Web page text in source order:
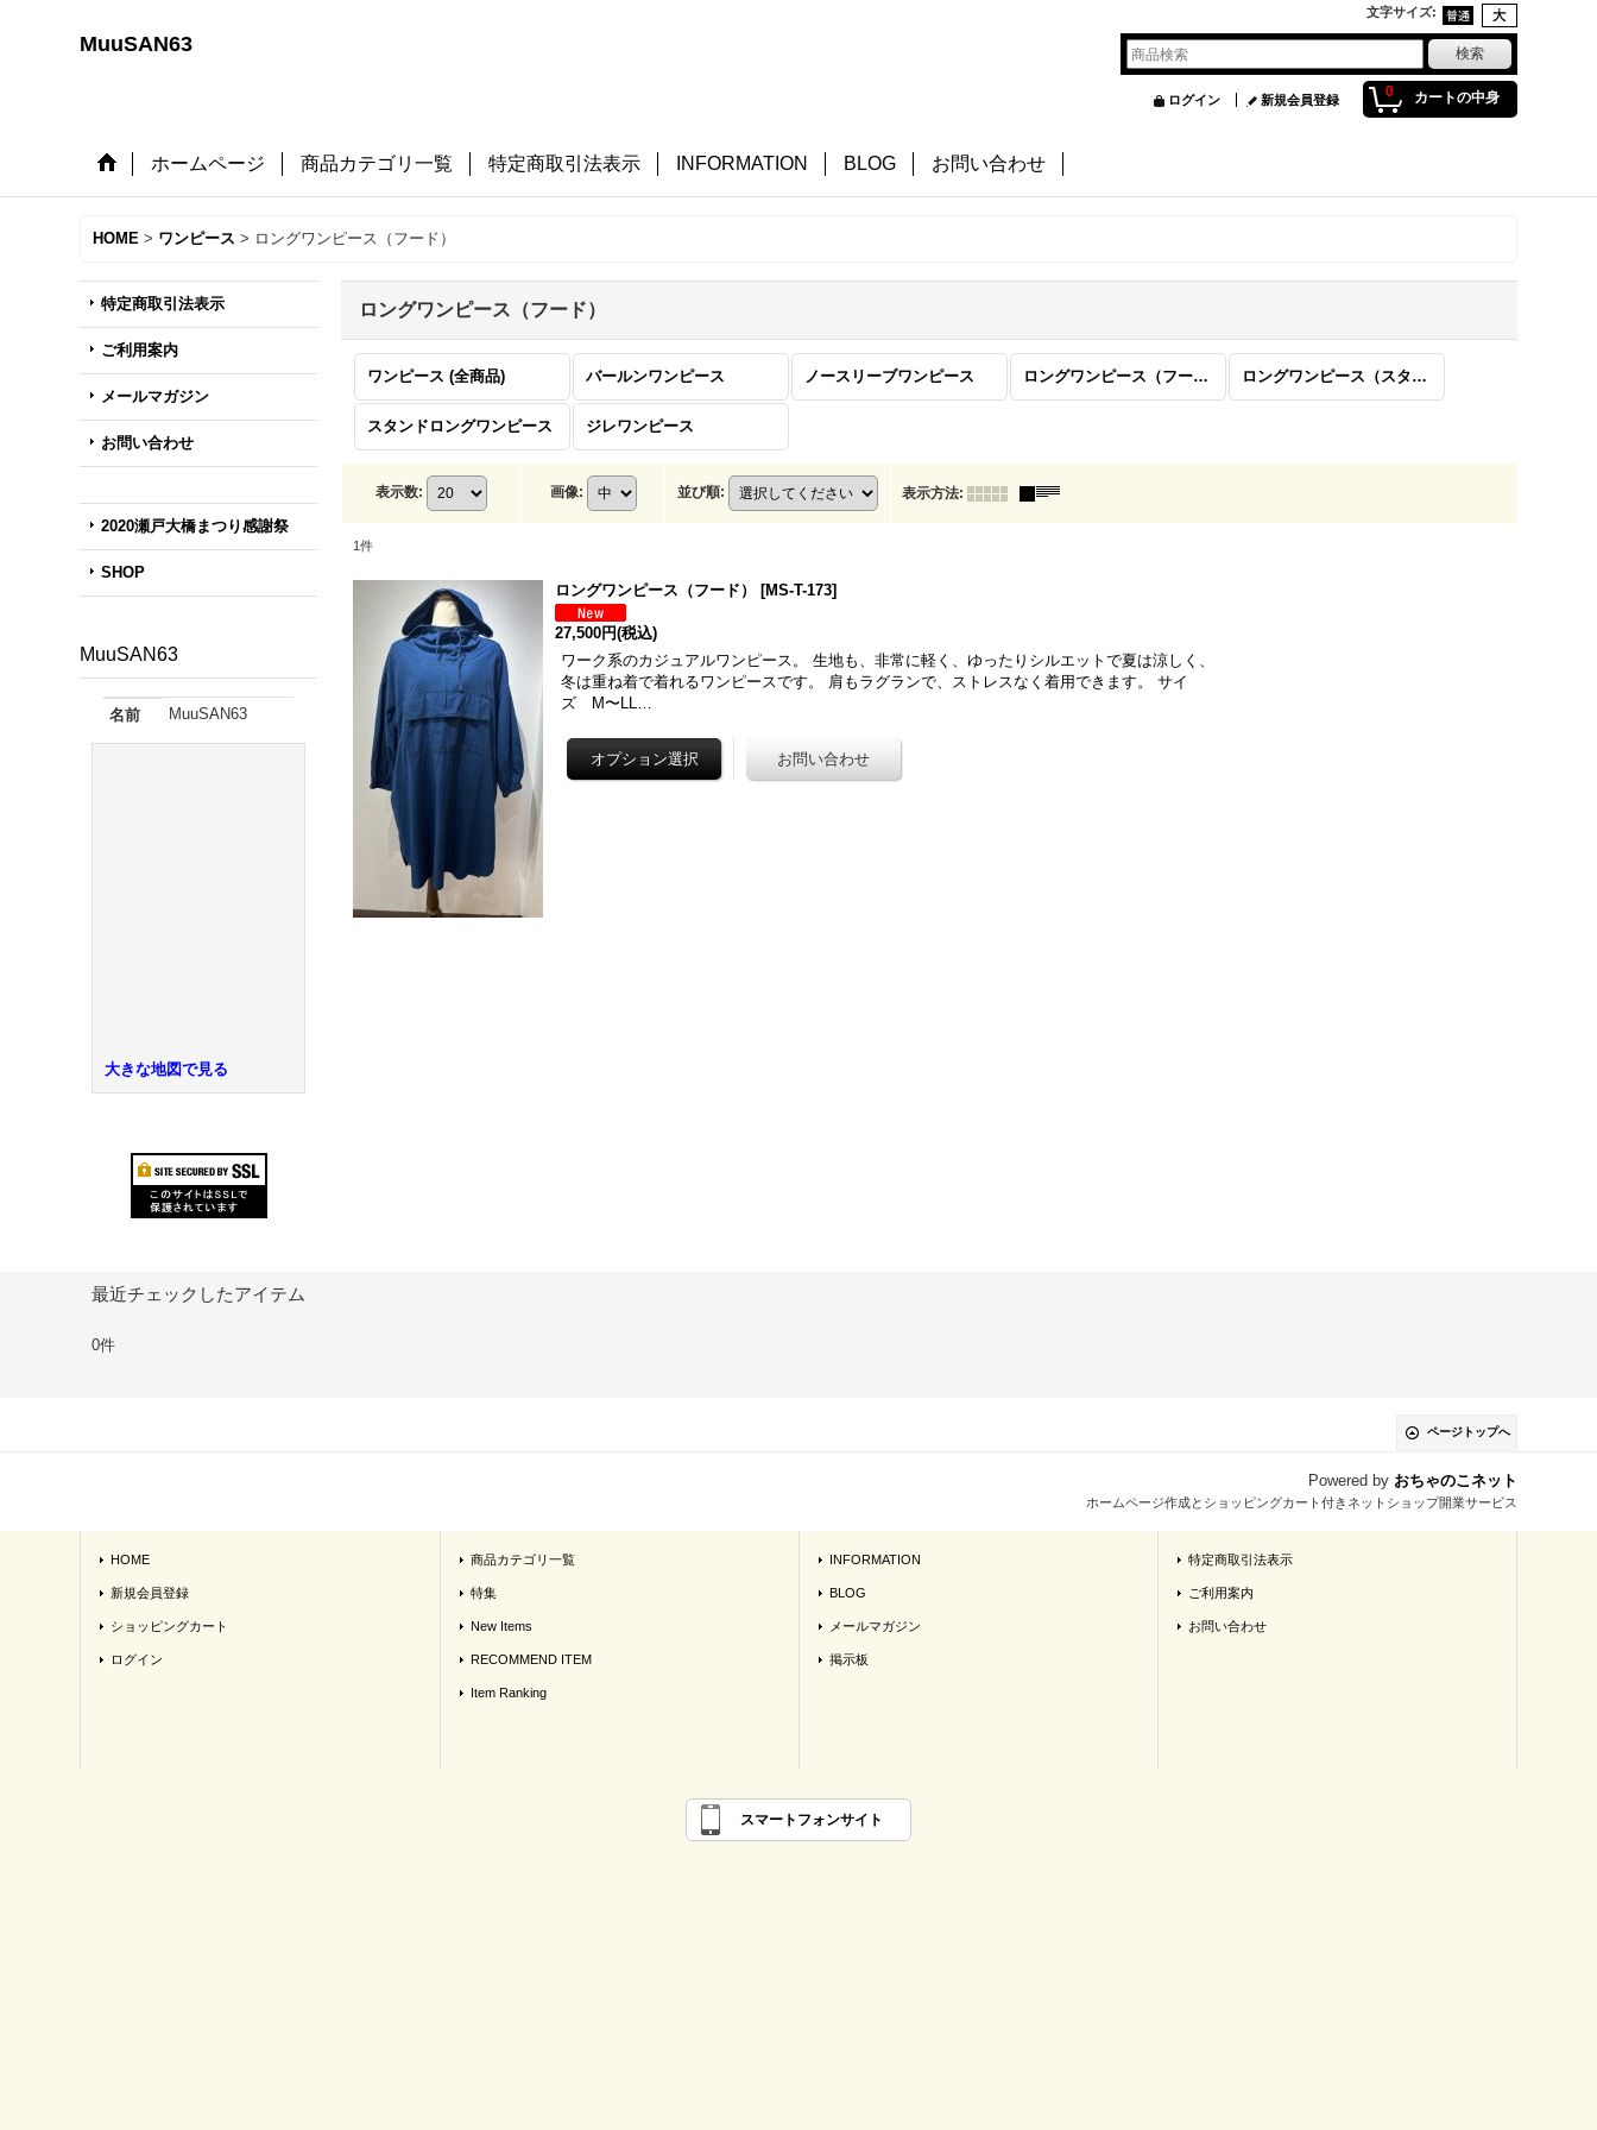
文字サイズ:
MuuSAN63
0 カートの中身
ログイン 新規会員登録
ホームページ 商品カテゴリ一覧 特定商取引法表示 INFORMATION BLOG お問い合わせ
HOME > ワンピース > ロングワンピース（フード）
特定商取引法表示
ご利用案内
メールマガジン
お問い合わせ
2020瀬戸大橋まつり感謝祭
SHOP
MuuSAN63
名前 MuuSAN63
大きな地図で見る
ロングワンピース（フード）
ワンピース (全商品) バールンワンピース ノースリーブワンピース ロングワンピース（フード） ロングワンピース（スタンド）
スタンドロングワンピース ジレワンピース
表示数: 画像: 並び順: 表示方法:
1件
ロングワンピース（フード） [MS-T-173]
27,500円(税込)
ワーク系のカジュアルワンピース。 生地も、非常に軽く、ゆったりシルエットで夏は涼しく、
冬は重ね着で着れるワンピースです。 肩もラグランで、ストレスなく着用できます。 サイ
ズ M〜LL…
最近チェックしたアイテム
0件
ページトップへ
Powered by おちゃのこネット
ホームページ作成とショッピングカート付きネットショップ開業サービス
HOME
新規会員登録
ショッピングカート
ログイン
商品カテゴリ一覧
特集
New Items
RECOMMEND ITEM
Item Ranking
INFORMATION
BLOG
メールマガジン
掲示板
特定商取引法表示
ご利用案内
お問い合わせ
スマートフォンサイト